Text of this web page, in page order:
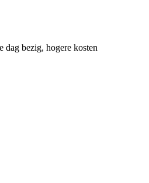
dag bezig, hogere kosten